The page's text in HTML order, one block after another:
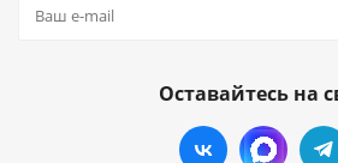
Оставайтесь на